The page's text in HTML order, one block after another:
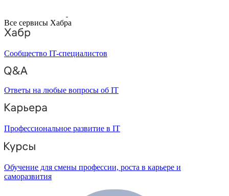
Все сервисы Хабра
Сообщество IT-специалистов
Ответы на любые вопросы об IT
Профессиональное развитие в IT
Обучение для смены профессии, роста в карьере и
саморазвития